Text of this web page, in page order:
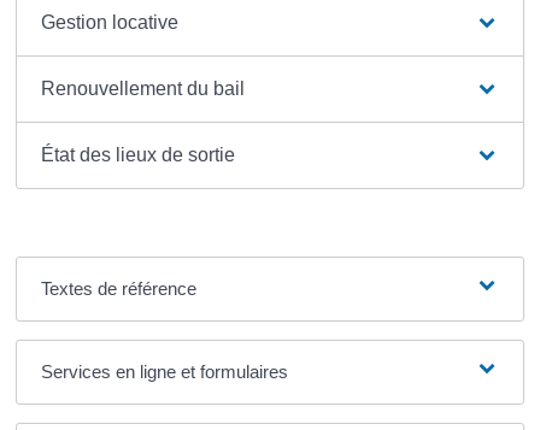
Gestion locative
Renouvellement du bail
État des lieux de sortie
Textes de référence
Services en ligne et formulaires